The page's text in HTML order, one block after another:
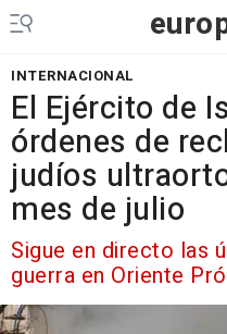
INTERNACIONAL
El Ejército de
órdenes de
judíos
mes de julio
Sigue en directo las
guerra en Oriente